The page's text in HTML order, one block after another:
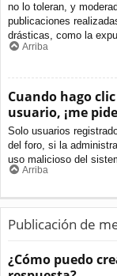
no lo toleran, y
publicaciones
drásticas, como la
Arriba
Cuando hago
usuario, ¡me
Solo usuarios
del foro, si la
uso malicioso del
Arriba
Publicación de
¿Cómo puedo